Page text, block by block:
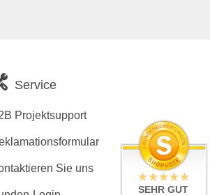
Service
Projektsupport
Sie uns
SEHR GUT